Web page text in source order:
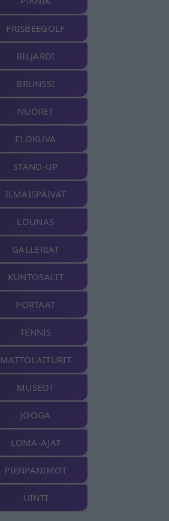
FRISBEEGOLF
BILJARDI
BRUNSSI
NUORET
ELOKUVA
STAND-UP
ILMAISPÄIVÄT
LOUNAS
GALLERIAT
KUNTOSALIT
PORTAAT
TENNIS
MATTOLAITURIT
MUSEOT
JOOGA
LOMA-AJAT
PIENPANIMOT
UINTI